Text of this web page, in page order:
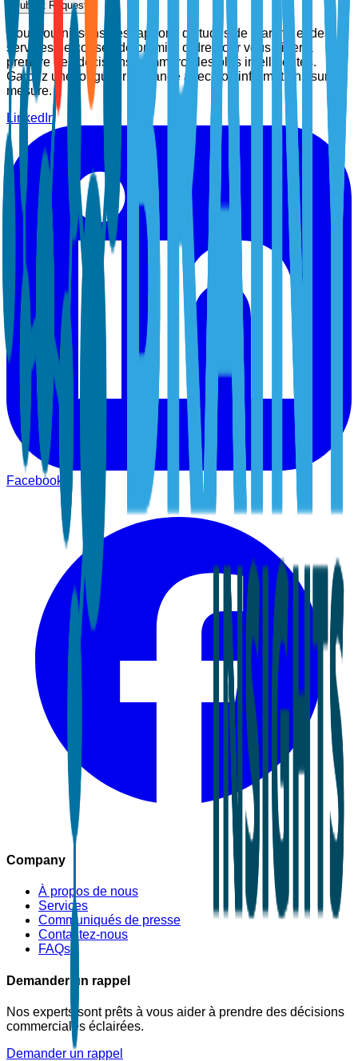
Submit Request
Nous fournissons des rapports d'études de marché et des
services de conseil de premier ordre pour vous aider à
prendre des décisions commerciales plus intelligentes.
Gardez une longueur d'avance avec nos informations sur
mesure.
LinkedIn
Facebook
Company
À propos de nous
Services
Communiqués de presse
Contactez-nous
FAQs
Demander un rappel
Nos experts sont prêts à vous aider à prendre des décisions
commerciales éclairées.
Demander un rappel